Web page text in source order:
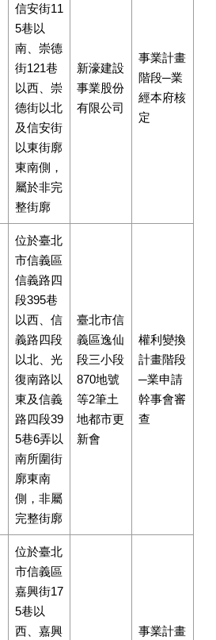
信安街11
5巷以
南、崇德
街121巷
以西、崇
德街以北
及信安街
以東街廓
東南側，
屬於非完
整街廓
新濠建設
事業股份
有限公司
事業計畫
階段─業
經本府核
定
位於臺北
市信義區
信義路四
段395巷
以西、信
義路四段
以北、光
復南路以
東及信義
路四段39
5巷6弄以
南所圍街
廓東南
側，非屬
完整街廓
臺北市信
義區逸仙
段三小段
870地號
等2筆土
地都市更
新會
權利變換
計畫階段
─業申請
幹事會審
查
位於臺北
市信義區
嘉興街17
5巷以
西、嘉興
事業計畫